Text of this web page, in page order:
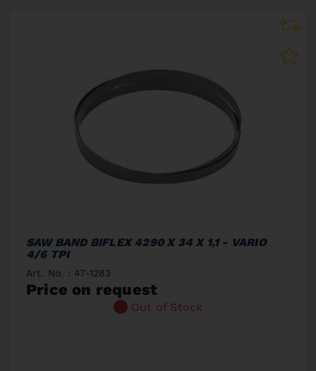
SAW BAND BIFLEX 4290 X 34 X 1,1 - VARIO
4/6 TPI
Art. No. : 47-1283
Price on request
Out of Stock